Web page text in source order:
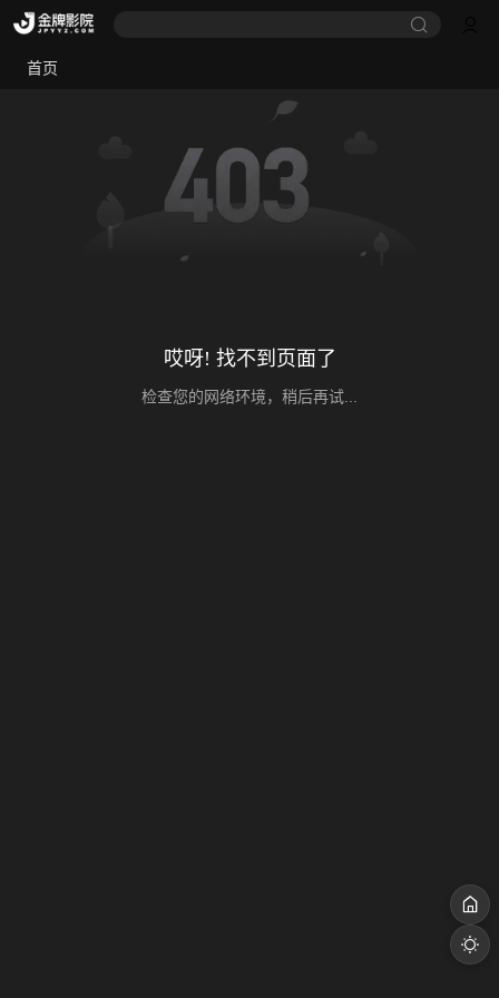
首页
哎呀! 找不到页面了
检查您的网络环境，稍后再试...